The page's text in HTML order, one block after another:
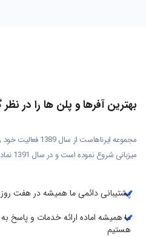
بهترین آفرها و پلن ها را در نظر
مجموعه ایرناهاست
میزبانی شروع نموده است و در سال 1391 نماد اعتماد ملی را دریافت نموده است
پشتیبانی دائمی ما همیشه در هفت
ما همیشه اماده ارائه خدمات و پاسخ
هستیم